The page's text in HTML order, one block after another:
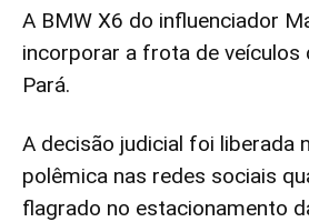
A BMW X6 do influenciador
incorporar a frota de veículos
Pará.
A decisão judicial foi liberada
polêmica nas redes sociais
flagrado no estacionamento